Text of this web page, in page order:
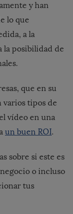
y han
lo que
a la
la posibilidad de
que en su
varios tipos de
vídeo en una
un buen ROI.
sobre si este es
o incluso
tus